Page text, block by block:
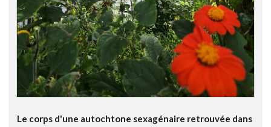
Le corps d'une autochtone sexagénaire retrouvée dans